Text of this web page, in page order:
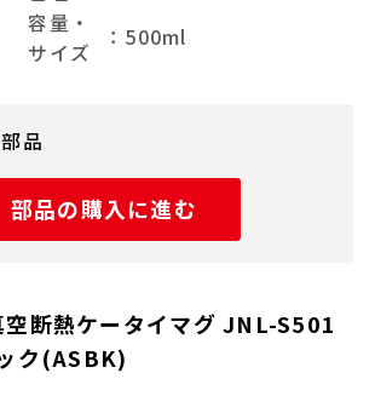
容量・
サイズ
：500ml
品
部品の購入に進む
断熱ケータイマグ JNL-S501
ク(ASBK)